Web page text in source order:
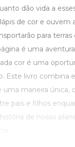
dão vida a
de cor e ouvem
para
é uma
cor é uma
Este livro combina
maneira única,
pais e filhos
de nosso